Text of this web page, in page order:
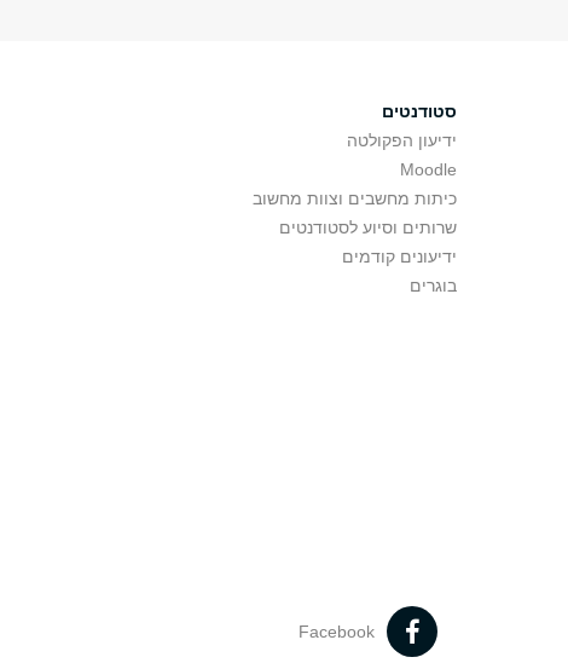
סטודנטים
ידיעון הפקולטה
Moodle
כיתות מחשבים וצוות מחשוב
שרותים וסיוע לסטודנטים
ידיעונים קודמים
בוגרים
Facebook